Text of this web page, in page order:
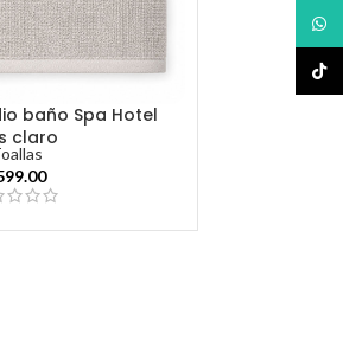
baño Spa Hotel
claro